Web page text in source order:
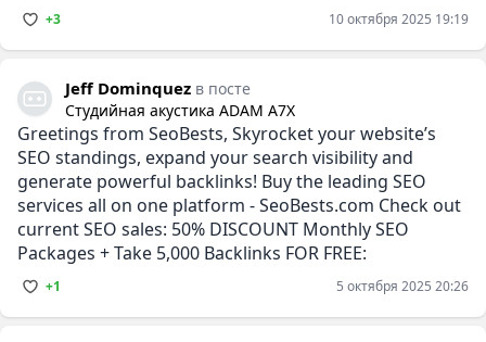
+3 10 октября 2025 19:19
Jeff Dominquez в посте
Студийная акустика ADAM A7X
Greetings from SeoBests, Skyrocket your website’s
SEO standings, expand your search visibility and
generate powerful backlinks! Buy the leading SEO
services all on one platform - SeoBests.com Check out
current SEO sales: 50% DISCOUNT Monthly SEO
Packages + Take 5,000 Backlinks FOR FREE:
+1 5 октября 2025 20:26